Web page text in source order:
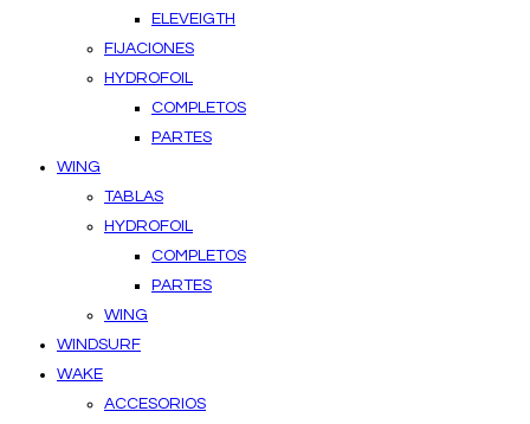
ELEVEIGTH
FIJACIONES
HYDROFOIL
COMPLETOS
PARTES
WING
TABLAS
HYDROFOIL
COMPLETOS
PARTES
WING
WINDSURF
WAKE
ACCESORIOS